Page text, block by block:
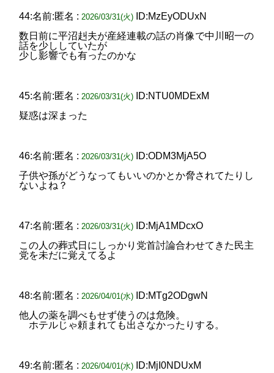
44:名前:匿名 : 2026/03/31(火)
ID:MzEyODUxN
数日前に平沼赳夫が産経連載の話の肖像で中川昭一の
話を少ししていたが
少し影響でも有ったのかな
45:名前:匿名 : 2026/03/31(火)
ID:NTU0MDExM
疑惑は深まった
46:名前:匿名 : 2026/03/31(火)
ID:ODM3MjA5O
子供や孫がどうなってもいいのかとか脅されてたりし
ないよね？
47:名前:匿名 : 2026/03/31(火)
ID:MjA1MDcxO
この人の葬式日にしっかり党首討論合わせてきた民主
党を未だに覚えてるよ
48:名前:匿名 : 2026/04/01(水)
ID:MTg2ODgwN
他人の薬を調べもせず使うのは危険。
ホテルじゃ頼まれても出さなかったりする。
49:名前:匿名 : 2026/04/01(水)
ID:MjI0NDUxM